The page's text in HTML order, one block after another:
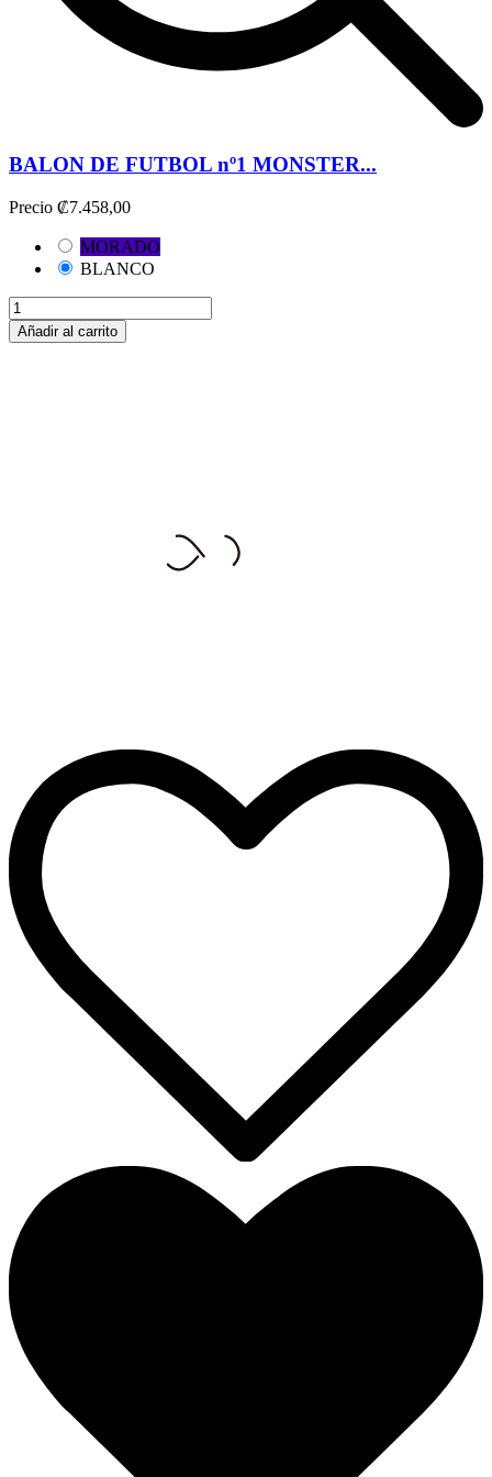
BALON DE FUTBOL nº1 MONSTER...
Precio ₡7.458,00
MORADO
BLANCO
Añadir al carrito